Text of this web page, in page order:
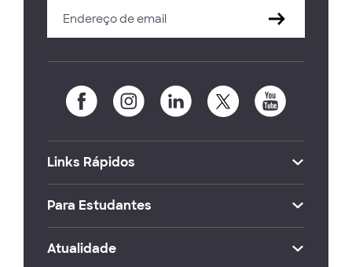
Links Rápidos
Para Estudantes
Atualidade